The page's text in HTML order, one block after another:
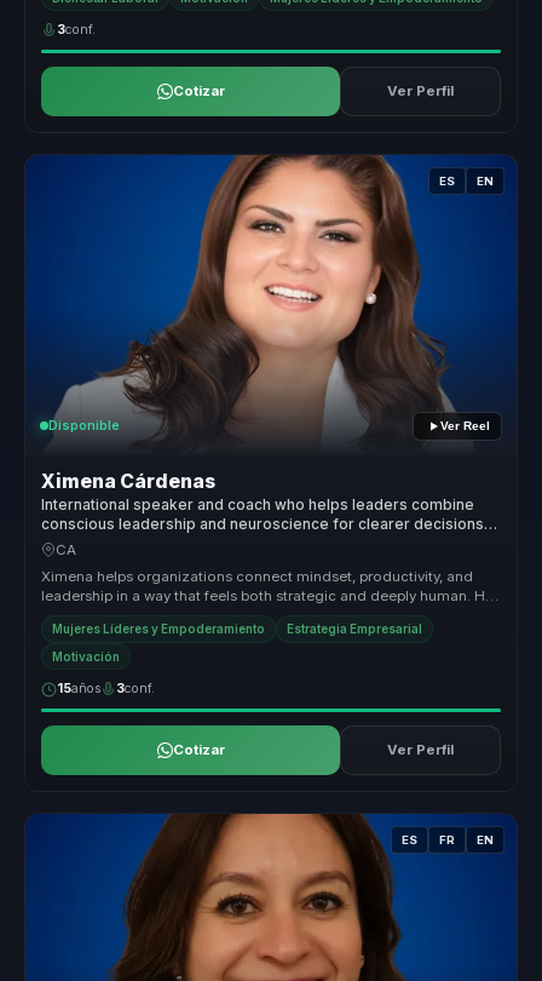
3conf.
Cotizar Ver Perfil
ES EN
Disponible Ver Reel
Ximena Cárdenas
International speaker and coach who helps leaders combine
conscious leadership and neuroscience for clearer decisions
and sustainable performance.
CA
Ximena helps organizations connect mindset, productivity, and
leadership in a way that feels both strategic and deeply human. Her
session...
Mujeres Líderes y Empoderamiento Estrategia Empresarial
Motivación
15años 3conf.
Cotizar Ver Perfil
ES FR EN